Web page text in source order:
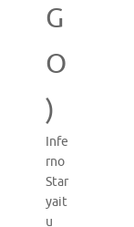
G
O
)
Infe
rno
Star
yait
u